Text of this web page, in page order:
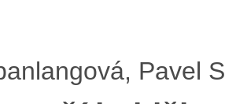
Pavel